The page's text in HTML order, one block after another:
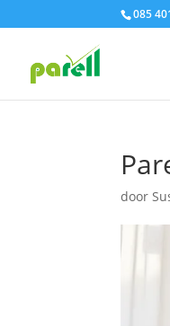
085
door